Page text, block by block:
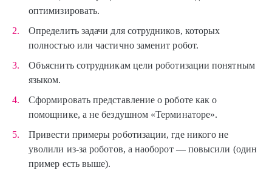
оптимизировать.
Определить задачи для сотрудников, которых
полностью или частично заменит робот.
Объяснить сотрудникам цели роботизации понятным
языком.
Сформировать представление о роботе как о
помощнике, а не бездушном «Терминаторе».
Привести примеры роботизации, где никого не
уволили из-за роботов, а наоборот — повысили (один
пример есть выше).